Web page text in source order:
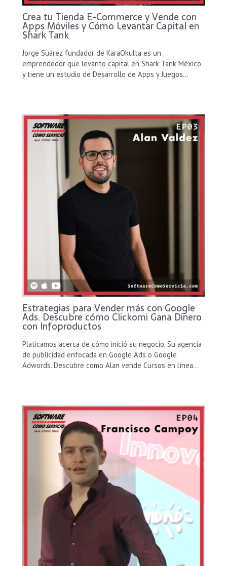
Crea tu Tienda E-Commerce y Vende con
Apps Móviles y Cómo Levantar Capital en
Shark Tank
Jorge Suárez fundador de KaraOkulta es un
emprendedor que levanto capital en Shark Tank México
y tiene un estudio de Desarrollo de Apps y Juegos…
Estrategias para Vender más con Google
Ads. Descubre cómo Clickomi Gana Dinero
con Infoproductos
Platicamos acerca de cómo inició su negocio. Su agencia
de publicidad enfocada en Google Ads o Google
Adwords. Descubre como Alan vende Cursos en línea…